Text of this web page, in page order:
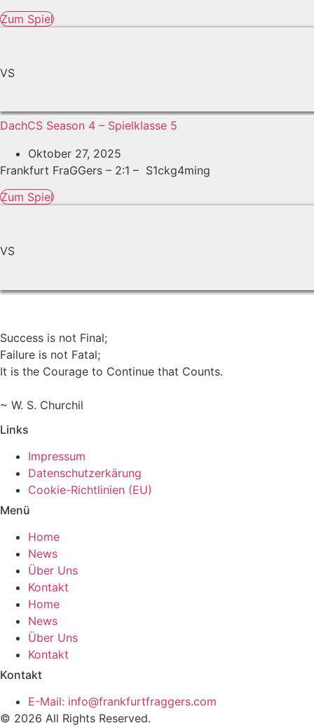
Zum Spiel
VS
DachCS Season 4 – Spielklasse 5
Oktober 27, 2025
Frankfurt FraGGers – 2:1 – S1ckg4ming
Zum Spiel
VS
Success is not Final;
Failure is not Fatal;
It is the Courage to Continue that Counts.
~ W. S. Churchil
Links
Impressum
Datenschutzerkärung
Cookie-Richtlinien (EU)
Menü
Home
News
Über Uns
Kontakt
Home
News
Über Uns
Kontakt
Kontakt
E-Mail: info@frankfurtfraggers.com
© 2026 All Rights Reserved.